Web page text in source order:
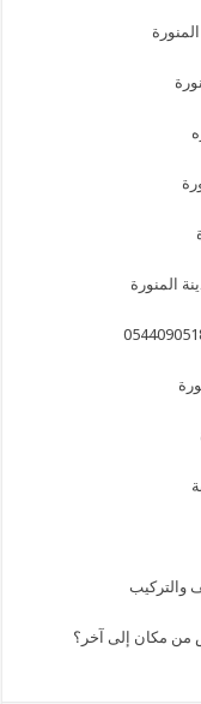
المنورة
والتركيب
من مكان إلى آخر؟